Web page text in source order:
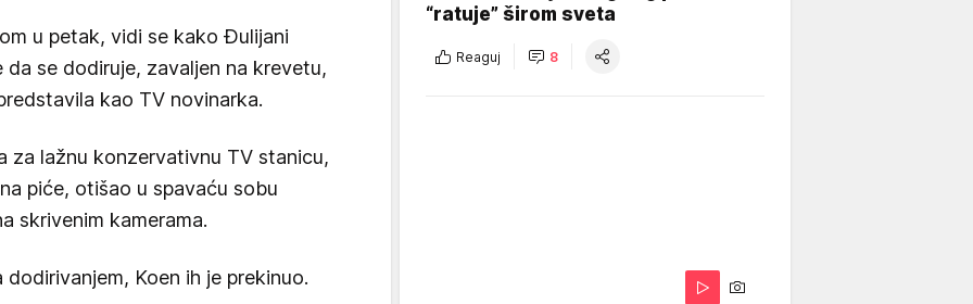
u petak, vidi se kako Đulijani
se dodiruje, zavaljen na krevetu,
kao TV novinarka.
za lažnu konzervativnu TV stanicu,
piće, otišao u spavaću sobu
skrivenim kamerama.
Koen ih je prekinuo.
“ratuje” širom sveta
Reaguj 8